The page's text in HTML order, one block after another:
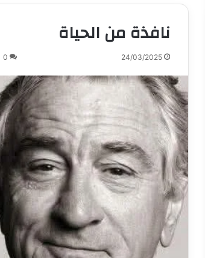
نافذة من الحياة
24/03/2025
0